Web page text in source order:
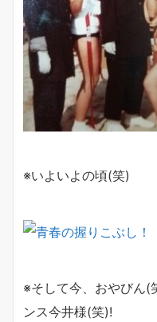
※いよいよの頃(笑)
※そして今、おやびん(
ンス今井様(笑)!